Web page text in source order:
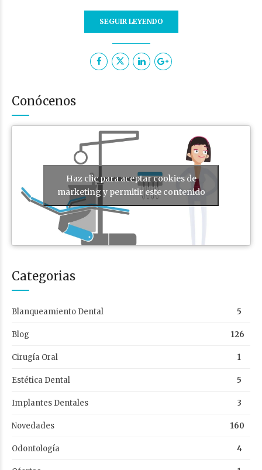
SEGUIR LEYENDO
Conócenos
Haz clic para aceptar cookies de
marketing y permitir este contenido
Categorias
Blanqueamiento Dental 5
Blog 126
Cirugía Oral 1
Estética Dental 5
Implantes Dentales 3
Novedades 160
Odontología 4